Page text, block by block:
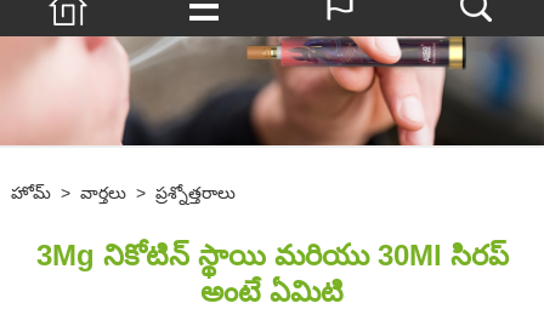
హోమ్ > వార్తలు > ప్రశ్నోత్తరాలు
3Mg నికోటిన్ స్థాయి మరియు 30Ml సిరప్
అంటే ఏమిటి